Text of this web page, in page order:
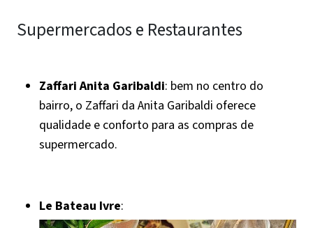
Supermercados e Restaurantes
Zaffari Anita Garibaldi: bem no centro do
bairro, o Zaffari da Anita Garibaldi oferece
qualidade e conforto para as compras de
supermercado.
Le Bateau Ivre: